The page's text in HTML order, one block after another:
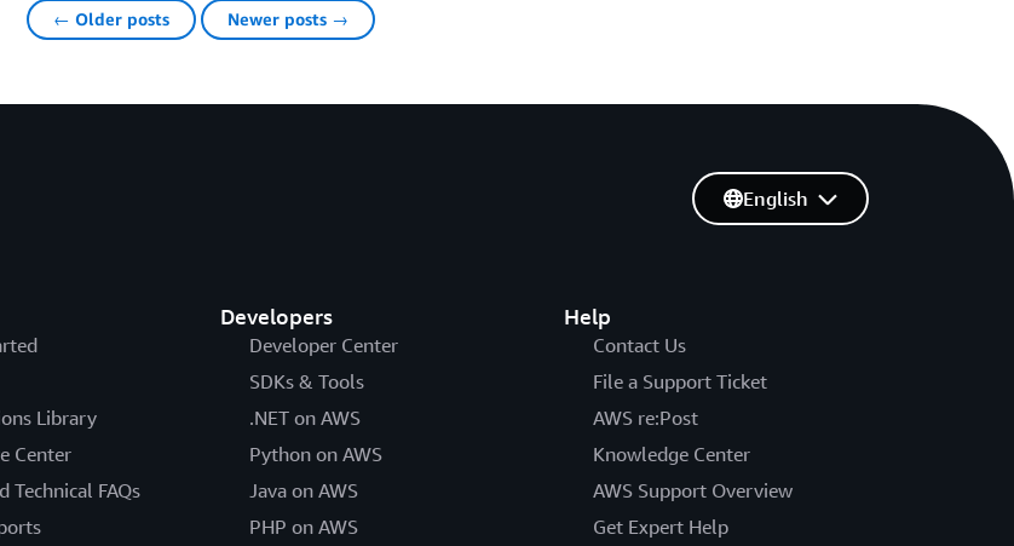
← Older posts Newer posts →
Library
Center
Technical FAQs
Developers
Developer Center
SDKs & Tools
.NET on AWS
Python on AWS
Java on AWS
PHP on AWS
Help
Contact Us
File a Support Ticket
AWS re:Post
Knowledge Center
AWS Support Overview
Get Expert Help
English